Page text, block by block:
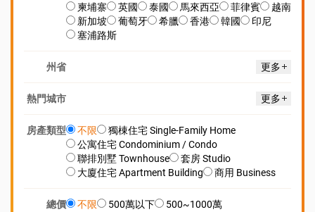
柬埔寨
英國 泰國 馬來西亞 菲律賓
越南
新加坡
葡萄牙 希臘 香港 韓國
印尼
塞浦路斯
州省 更多
熱門城市 更多
房產類型 不限
獨棟住宅 Single-Family Home
公寓住宅 Condominium / Condo
聯排別墅 Townhouse
套房 Studio
大廈住宅 Apartment Building
商用 Business
總價 不限 500萬以下
500~1000萬